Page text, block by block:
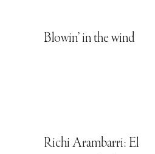
Blowin’ in the wind
Richi Arambarri: El